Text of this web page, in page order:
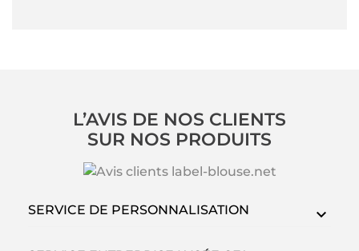
L’AVIS DE NOS CLIENTS
SUR NOS PRODUITS
SERVICE DE PERSONNALISATION